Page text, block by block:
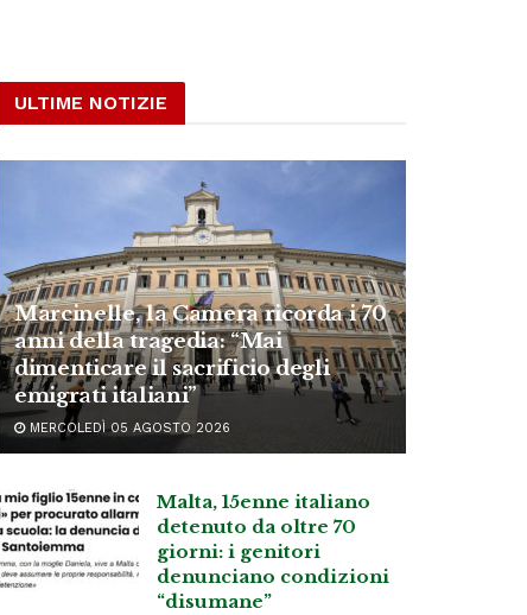
ULTIME NOTIZIE
Marcinelle, la Camera ricorda i 70
anni della tragedia: “Mai
dimenticare il sacrificio degli
emigrati italiani”
MERCOLEDÌ 05 AGOSTO 2026
Malta, 15enne italiano
detenuto da oltre 70
giorni: i genitori
denunciano condizioni
“disumane”